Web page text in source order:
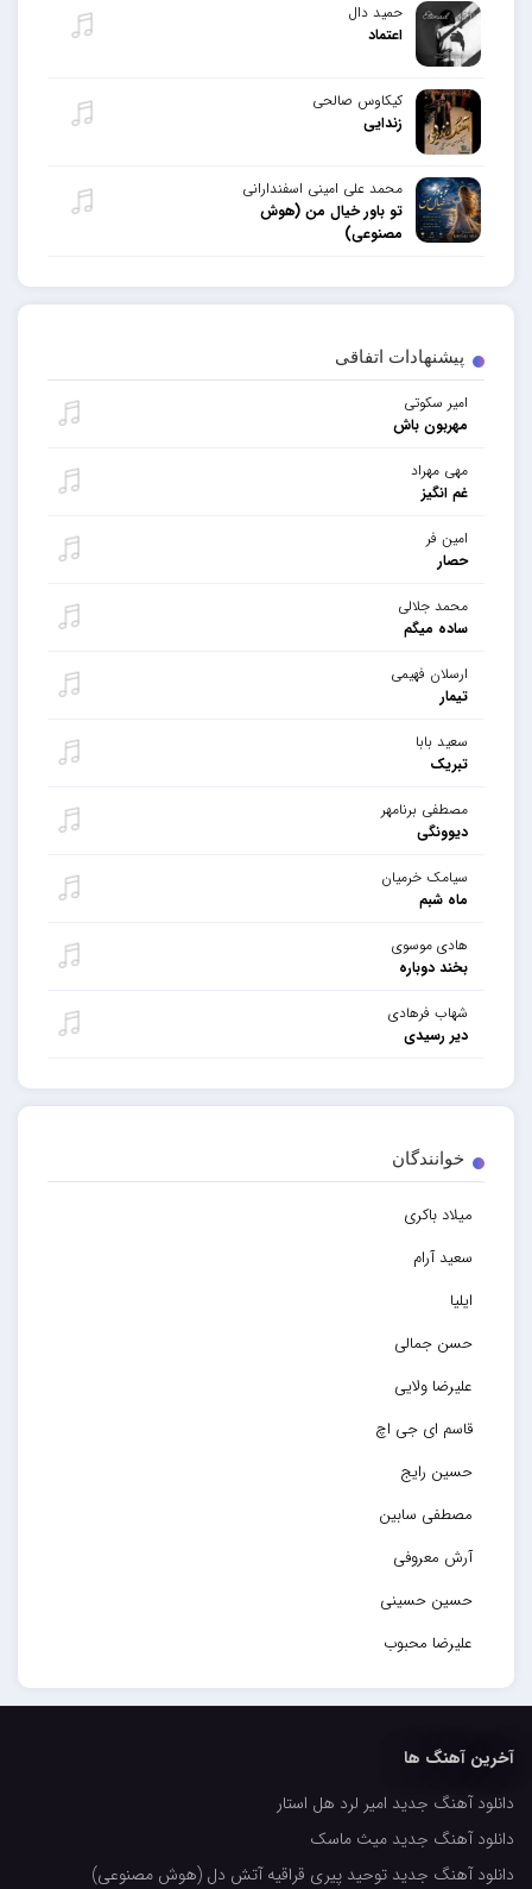
پیشنهادات اتفاقی
امیر سکوتی
مهربون باش
مهی مهراد
غم انگیز
امین فر
حصار
محمد جلالی
ساده میگم
ارسلان فهیمی
تیمار
سعید بابا
تبریک
مصطفی برنامهر
دیوونگی
سیامک خرمیان
ماه شبم
هادی موسوی
بخند دوباره
شهاب فرهادی
دیر رسیدی
خوانندگان
میلاد باکری
سعید آرام
ایلیا
حسن جمالی
علیرضا ولایی
قاسم ای جی اچ
حسین رایج
مصطفی سابین
آرش معروفی
حسین حسینی
علیرضا محبوب
حسین حصارکی
کاپیتان
مجید رضوی
حمید دال
اعتماد
کیکاوس صالحی
زندایی
محمد علی امینی اسفندارانی
تو باور خیال من (هوش
مصنوعی)
آخرین آهنگ ها
دانلود آهنگ جدید امیر لرد هل استار
دانلود آهنگ جدید میث ماسک
دانلود آهنگ جدید توحید پیری قراقیه آتش دل (هوش مصنوعی)